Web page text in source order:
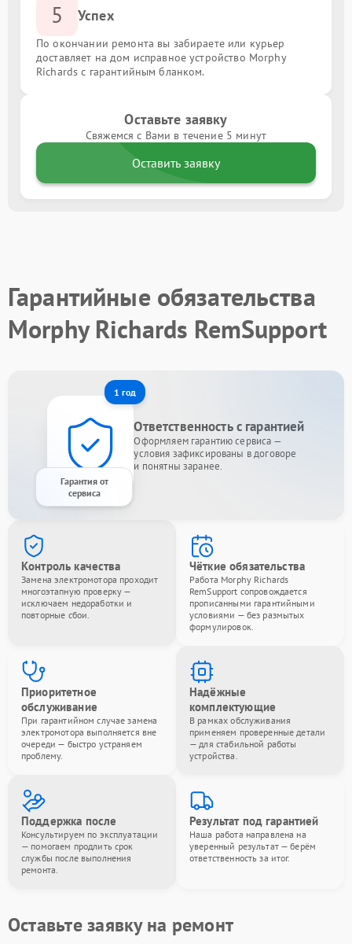
5 Успех
По окончании ремонта вы забираете или курьер
доставляет на дом исправное устройство Morphy
Richards с гарантийным бланком.
Оставьте заявку
Свяжемся с Вами в течение 5 минут
Оставить заявку
Гарантийные обязательства
Morphy Richards RemSupport
1 год
Гарантия от
сервиса
Ответственность с гарантией
Оформляем гарантию сервиса —
условия зафиксированы в договоре
и понятны заранее.
Контроль качества
Замена электромотора проходит
многоэтапную проверку —
исключаем недоработки и
повторные сбои.
Чёткие обязательства
Работа Morphy Richards
RemSupport сопровождается
прописанными гарантийными
условиями — без размытых
формулировок.
Приоритетное
обслуживание
При гарантийном случае замена
электромотора выполняется вне
очереди — быстро устраняем
проблему.
Надёжные
комплектующие
В рамках обслуживания
применяем проверенные детали
— для стабильной работы
устройства.
Поддержка после
Консультируем по эксплуатации
— помогаем продлить срок
службы после выполнения
ремонта.
Результат под гарантией
Наша работа направлена на
уверенный результат — берём
ответственность за итог.
Оставьте заявку на ремонт